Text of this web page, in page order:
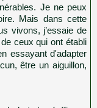
Je ne peux
Mais dans cette
vivons, j’essaie de
ceux qui ont établi
essayant d'adapter
être un aiguillon,